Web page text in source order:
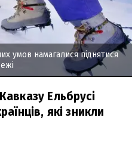
умов намагалися піднятися
Ельбрусі
які зникли